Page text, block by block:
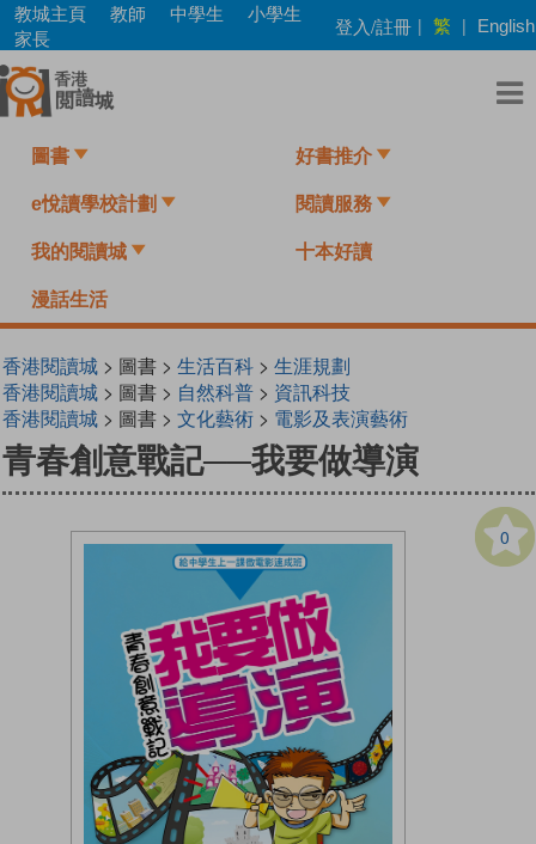
Skip
main
content
教城主頁 教師 中學生
小學生
家長
登入/註冊 | 繁 | English
圖書 好書推介
e悅讀學校計劃 閱讀服務
我的閱讀城 十本好讀
漫話生活
香港閱讀城> 圖書 > 生活百科> 生涯規劃
香港閱讀城> 圖書 > 自然科普> 資訊科技
香港閱讀城> 圖書 > 文化藝術> 電影及表演藝術
青春創意戰記──我要做導演
0